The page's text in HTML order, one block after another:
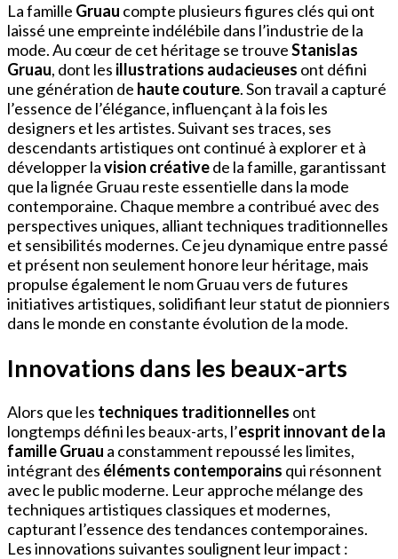
La famille Gruau compte plusieurs figures clés qui ont
laissé une empreinte indélébile dans l’industrie de la
mode. Au cœur de cet héritage se trouveStanislas
Gruau, dont les illustrations audacieuses ont défini
une génération de haute couture. Son travail a capturé
l’essence de l’élégance, influençant à la fois les
designers et les artistes. Suivant ses traces, ses
descendants artistiques ont continué à explorer et à
développer lavision créativede la famille, garantissant
que la lignée Gruau reste essentielle dans la mode
contemporaine. Chaque membre a contribué avec des
perspectives uniques, alliant techniques traditionnelles
et sensibilités modernes. Ce jeu dynamique entre passé
et présent non seulement honore leur héritage, mais
propulse également le nom Gruau vers de futures
initiatives artistiques, solidifiant leur statut de pionniers
dans le monde en constante évolution de la mode.
Innovations dans les beaux-arts
Alors que les techniques traditionnelles ont
longtemps défini les beaux-arts, l’esprit innovant de la
famille Gruau a constamment repoussé les limites,
intégrant des éléments contemporains qui résonnent
avec le public moderne. Leur approche mélange des
techniques artistiques classiques et modernes,
capturant l’essence des tendances contemporaines.
Les innovations suivantes soulignent leur impact :